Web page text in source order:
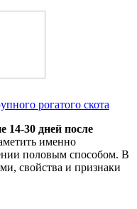
рогатого скота
30 дней после
именно
половым способом. В
свойства и признаки